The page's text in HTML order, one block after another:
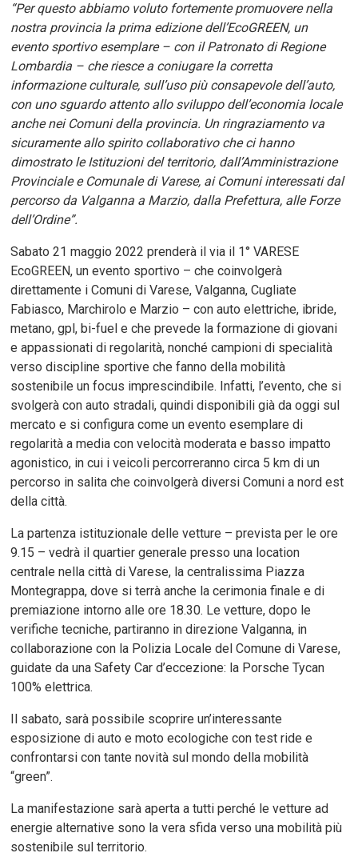
“Per questo abbiamo voluto fortemente promuovere nella
nostra provincia la prima edizione dell’EcoGREEN, un
evento sportivo esemplare – con il Patronato di Regione
Lombardia – che riesce a coniugare la corretta
informazione culturale, sull’uso più consapevole dell’auto,
con uno sguardo attento allo sviluppo dell’economia locale
anche nei Comuni della provincia. Un ringraziamento va
sicuramente allo spirito collaborativo che ci hanno
dimostrato le Istituzioni del territorio, dall’Amministrazione
Provinciale e Comunale di Varese, ai Comuni interessati dal
percorso da Valganna a Marzio, dalla Prefettura, alle Forze
dell’Ordine”.
Sabato 21 maggio 2022 prenderà il via il 1° VARESE
EcoGREEN, un evento sportivo – che coinvolgerà
direttamente i Comuni di Varese, Valganna, Cugliate
Fabiasco, Marchirolo e Marzio – con auto elettriche, ibride,
metano, gpl, bi-fuel e che prevede la formazione di giovani
e appassionati di regolarità, nonché campioni di specialità
verso discipline sportive che fanno della mobilità
sostenibile un focus imprescindibile. Infatti, l’evento, che si
svolgerà con auto stradali, quindi disponibili già da oggi sul
mercato e si configura come un evento esemplare di
regolarità a media con velocità moderata e basso impatto
agonistico, in cui i veicoli percorreranno circa 5 km di un
percorso in salita che coinvolgerà diversi Comuni a nord est
della città.
La partenza istituzionale delle vetture – prevista per le ore
9.15 – vedrà il quartier generale presso una location
centrale nella città di Varese, la centralissima Piazza
Montegrappa, dove si terrà anche la cerimonia finale e di
premiazione intorno alle ore 18.30. Le vetture, dopo le
verifiche tecniche, partiranno in direzione Valganna, in
collaborazione con la Polizia Locale del Comune di Varese,
guidate da una Safety Car d’eccezione: la Porsche Tycan
100% elettrica.
Il sabato, sarà possibile scoprire un’interessante
esposizione di auto e moto ecologiche con test ride e
confrontarsi con tante novità sul mondo della mobilità
“green”.
La manifestazione sarà aperta a tutti perché le vetture ad
energie alternative sono la vera sfida verso una mobilità più
sostenibile sul territorio.